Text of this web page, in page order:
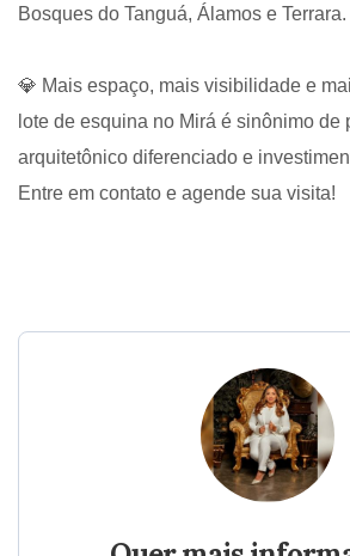
Bosques do Tanguá, Álamos e Terrara.
💎 Mais espaço, mais visibilidade e
lote de esquina no Mirá é sinônimo de
arquitetônico diferenciado e
Entre em contato e agende sua visita!